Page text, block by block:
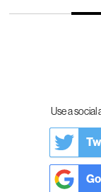
Use a social